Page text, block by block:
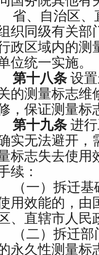
省、自治区
织同级有关部
政区域内的测
位统一实施。
第十八条设置
的测量标志维
，保证测量标
第十九条进行
实无法避开，
标志失去使用
续：
（一）拆迁
用效能的，由
、直辖市人民
（二）拆迁
永久性测量标